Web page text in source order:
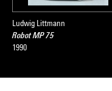
Ludwig Littmann
Robot MP 75
1990